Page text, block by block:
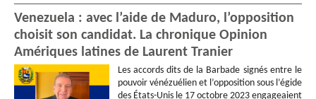
Venezuela : avec l’aide de Maduro, l’opposition
choisit son candidat. La chronique Opinion
Amériques latines de Laurent Tranier
Les accords dits de la Barbade signés entre le
pouvoir vénézuélien et l’opposition sous l’égide
des États-Unis le 17 octobre 2023 engageaient